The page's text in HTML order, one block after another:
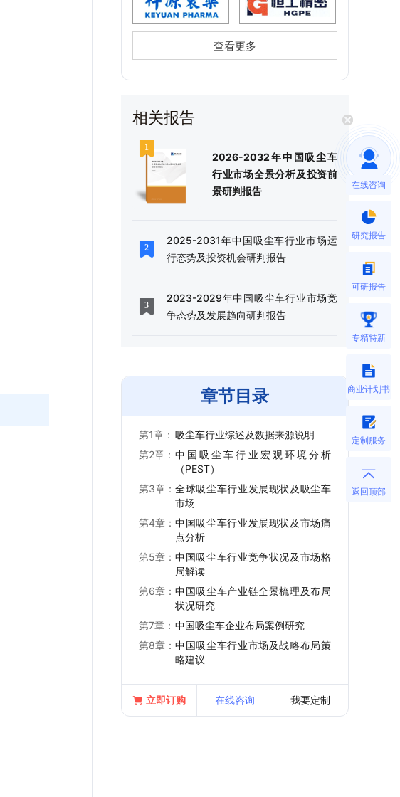
查看更多
相关报告
2026-2032年中国吸尘车
行业市场全景分析及投资前
景研判报告
2025-2031年中国吸尘车行业市场运
行态势及投资机会研判报告
2023-2029年中国吸尘车行业市场竞
争态势及发展趋向研判报告
章节目录
第1章： 吸尘车行业综述及数据来源说明
第2章： 中国吸尘车行业宏观环境分析
（PEST）
第3章： 全球吸尘车行业发展现状及吸尘车
市场
第4章： 中国吸尘车行业发展现状及市场痛
点分析
第5章： 中国吸尘车行业竞争状况及市场格
局解读
第6章： 中国吸尘车产业链全景梳理及布局
状况研究
第7章： 中国吸尘车企业布局案例研究
第8章： 中国吸尘车行业市场及战略布局策
略建议
立即订购 在线咨询 我要定制
在线咨询
研究报告
可研报告
专精特新
商业计划书
定制服务
返回顶部